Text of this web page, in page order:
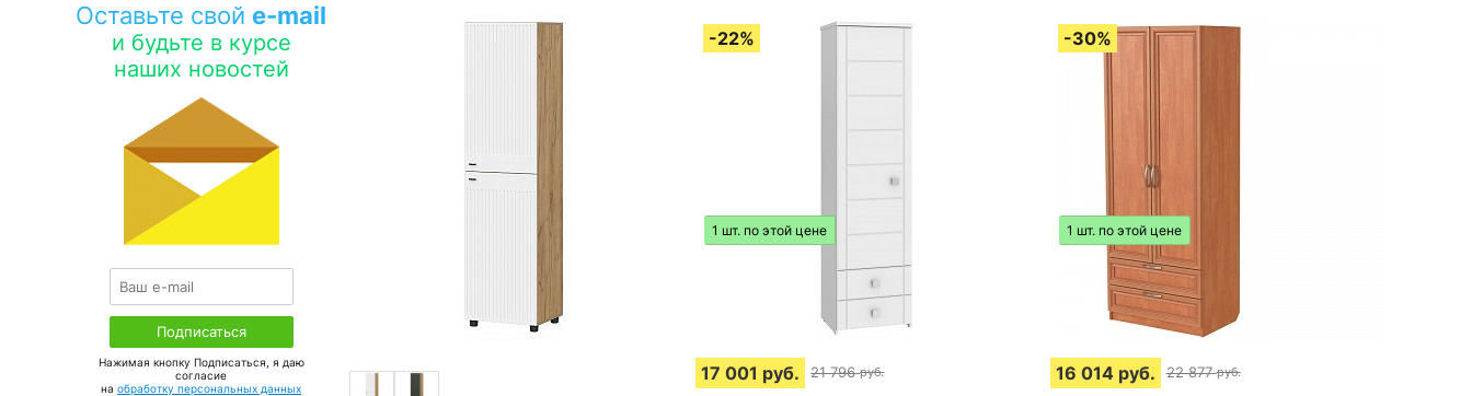
Оставьте свой e-mail
и будьте в курсе
наших новостей
Нажимая кнопку Подписаться, я даю
соглаcие
на обработку персональных данных
1 шт. по этой цене
17 001 руб. 21 796 руб.
1 шт. по этой цене
16 014 руб. 22 877 руб.